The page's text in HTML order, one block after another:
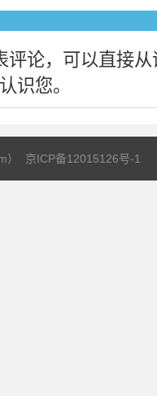
评论，可以直接
识您。
） 京ICP备12015126号-1